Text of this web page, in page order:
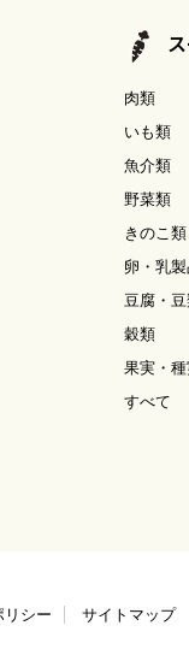
肉類
いも類
魚介類
野菜類
きのこ類
卵・乳製
豆腐・
穀類
果実・
すべて
リシー サイトマップ